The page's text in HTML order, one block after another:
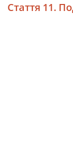
Стаття 11.